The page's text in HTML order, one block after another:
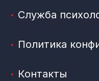
Служба
Политика
Контакты